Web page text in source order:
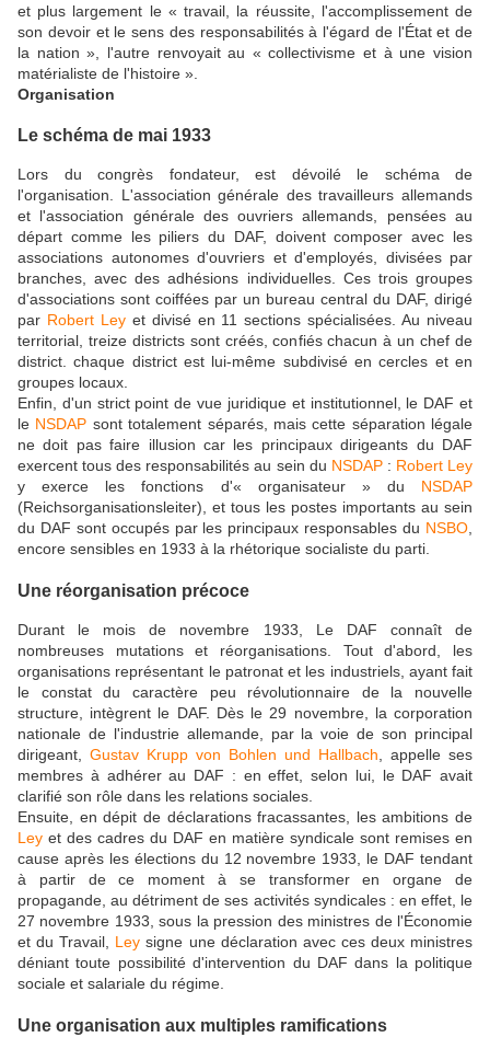
et plus largement le « travail, la réussite, l'accomplissement de
son devoir et le sens des responsabilités à l'égard de l'État et de
la nation », l'autre renvoyait au « collectivisme et à une vision
matérialiste de l'histoire ».
Organisation
Le schéma de mai 1933
Lors du congrès fondateur, est dévoilé le schéma de
l'organisation. L'association générale des travailleurs allemands
et l'association générale des ouvriers allemands, pensées au
départ comme les piliers du DAF, doivent composer avec les
associations autonomes d'ouvriers et d'employés, divisées par
branches, avec des adhésions individuelles. Ces trois groupes
d'associations sont coiffées par un bureau central du DAF, dirigé
par Robert Leyet divisé en 11 sections spécialisées. Au niveau
territorial, treize districts sont créés, confiés chacun à un chef de
district. chaque district est lui-même subdivisé en cercles et en
groupes locaux.
Enfin, d'un strict point de vue juridique et institutionnel, le DAF et
le NSDAP sont totalement séparés, mais cette séparation légale
ne doit pas faire illusion car les principaux dirigeants du DAF
exercent tous des responsabilités au sein du NSDAP: Robert Ley
y exerce les fonctions d'« organisateur » du NSDAP
(Reichsorganisationsleiter), et tous les postes importants au sein
du DAF sont occupés par les principaux responsables du NSBO,
encore sensibles en 1933 à la rhétorique socialiste du parti.
Une réorganisation précoce
Durant le mois de novembre 1933, Le DAF connaît de
nombreuses mutations et réorganisations. Tout d'abord, les
organisations représentant le patronat et les industriels, ayant fait
le constat du caractère peu révolutionnaire de la nouvelle
structure, intègrent le DAF. Dès le 29 novembre, la corporation
nationale de l'industrie allemande, par la voie de son principal
dirigeant, Gustav Krupp von Bohlen und Hallbach , appelle ses
membres à adhérer au DAF : en effet, selon lui, le DAF avait
clarifié son rôle dans les relations sociales.
Ensuite, en dépit de déclarations fracassantes, les ambitions de
Ley et des cadres du DAF en matière syndicale sont remises en
cause après les élections du 12 novembre 1933, le DAF tendant
à partir de ce moment à se transformer en organe de
propagande, au détriment de ses activités syndicales : en effet, le
27 novembre 1933, sous la pression des ministres de l'Économie
et du Travail, Ley signe une déclaration avec ces deux ministres
déniant toute possibilité d'intervention du DAF dans la politique
sociale et salariale du régime.
Une organisation aux multiples ramifications